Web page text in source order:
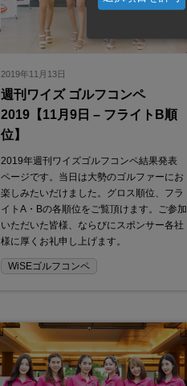
2019年11月13日
週刊ワイズ ゴルフコンペ
2019【11月9日 – フライトB順
位】
2019年週刊ワイズゴルフコンペ結果発表
ページです。当日は大勢のゴルファーにお
楽しみたいだけました。グロス順位、フラ
イトA・Bの各順位をご覧頂けます。ご参加
いただいた皆様、ならびにスポンサー各社
様に厚くお礼申し上げます。
WiSEゴルフコンペ